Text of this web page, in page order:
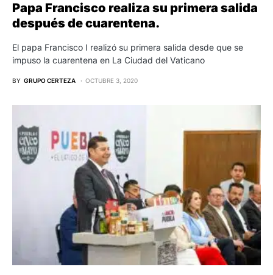
Papa Francisco realiza su primera salida
después de cuarentena.
El papa Francisco I realizó su primera salida desde que se
impuso la cuarentena en La Ciudad del Vaticano
BY GRUPO CERTEZA OCTUBRE 3, 2020